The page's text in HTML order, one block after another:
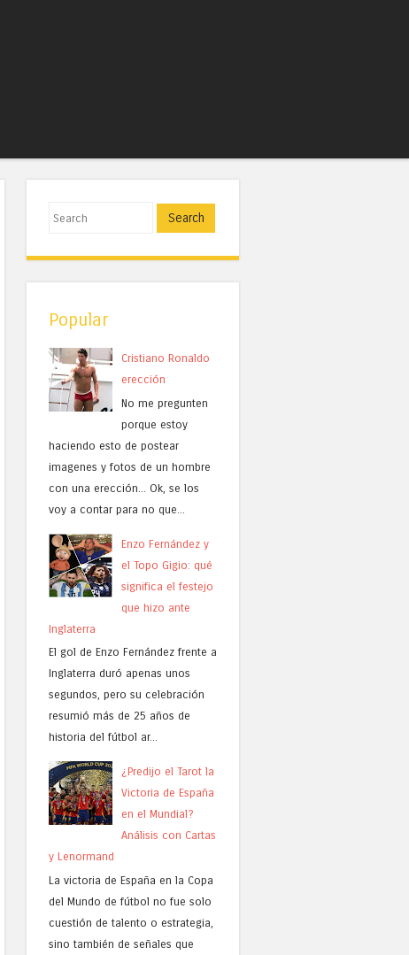
Search
Popular
Cristiano Ronaldo
erección
No me pregunten
porque estoy
haciendo esto de postear
imagenes y fotos de un hombre
con una erección... Ok, se los
voy a contar para no que...
Enzo Fernández y
el Topo Gigio: qué
significa el festejo
que hizo ante
Inglaterra
El gol de Enzo Fernández frente a
Inglaterra duró apenas unos
segundos, pero su celebración
resumió más de 25 años de
historia del fútbol ar...
¿Predijo el Tarot la
Victoria de España
en el Mundial?
Análisis con Cartas
y Lenormand
La victoria de España en la Copa
del Mundo de fútbol no fue solo
cuestión de talento o estrategia,
sino también de señales que